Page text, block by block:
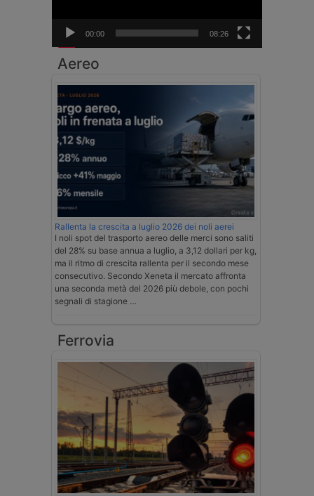
00:00 08:26
Aereo
Rallenta la crescita a luglio 2026 dei noli aerei
I noli spot del trasporto aereo delle merci sono saliti
del 28% su base annua a luglio, a 3,12 dollari per kg,
ma il ritmo di crescita rallenta per il secondo mese
consecutivo. Secondo Xeneta il mercato affronta
una seconda metà del 2026 più debole, con pochi
segnali di stagione …
Ferrovia